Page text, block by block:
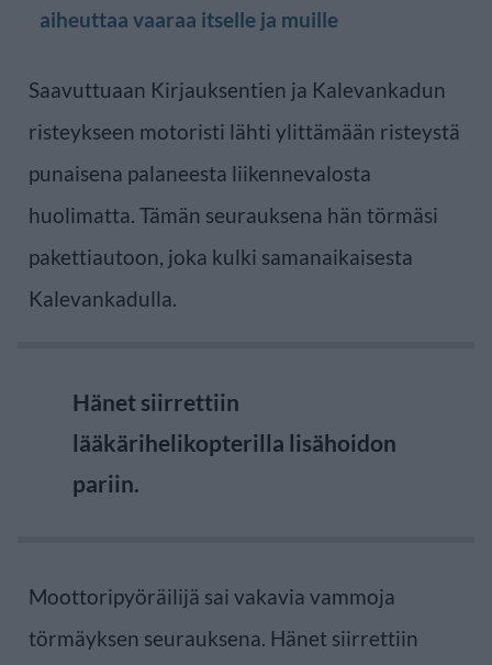
aiheuttaa vaaraa itselle ja muille
Saavuttuaan Kirjauksentien ja Kalevankadun
risteykseen motoristi lähti ylittämään risteystä
punaisena palaneesta liikennevalosta
huolimatta. Tämän seurauksena hän törmäsi
pakettiautoon, joka kulki samanaikaisesta
Kalevankadulla.
Hänet siirrettiin
lääkärihelikopterilla lisähoidon
pariin.
Moottoripyöräilijä sai vakavia vammoja
törmäyksen seurauksena. Hänet siirrettiin